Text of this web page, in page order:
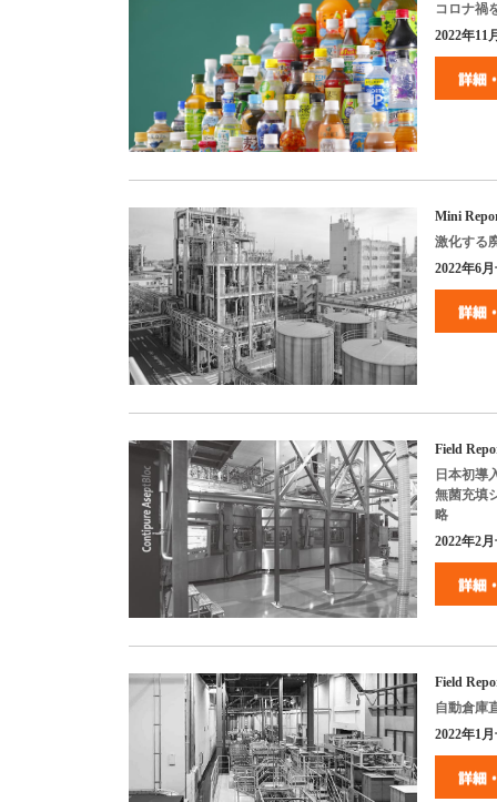
コロナ禍
2022年11
Mini
激化する
2022年6月
Field
日本初導
無菌充填
略
2022年2月
Field
自動倉庫
2022年1月